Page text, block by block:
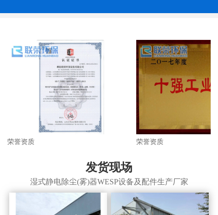
荣誉资质 荣誉资质
发货现场
湿式静电除尘(雾)器WESP设备及配件生产厂家